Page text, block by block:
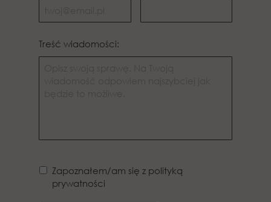
Treść wiadomości:
Zapoznałem/am się z polityką
prywatności